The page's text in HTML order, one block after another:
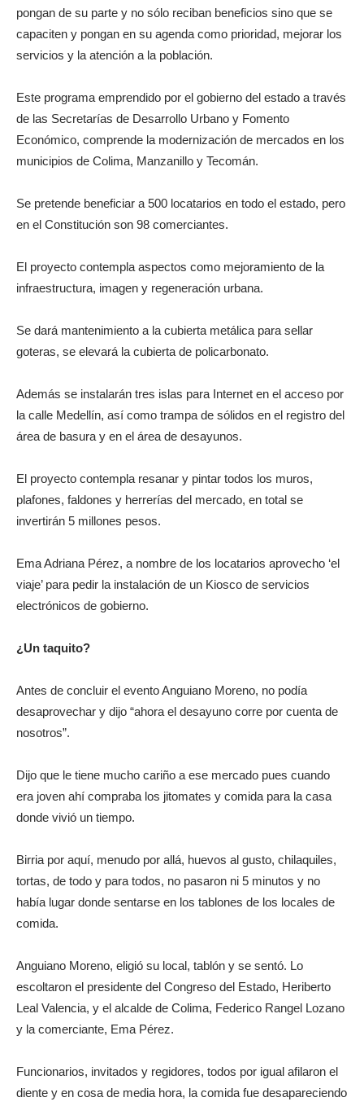
pongan de su parte y no sólo reciban beneficios sino que se
capaciten y pongan en su agenda como prioridad, mejorar los
servicios y la atención a la población.
Este programa emprendido por el gobierno del estado a través
de las Secretarías de Desarrollo Urbano y Fomento
Económico, comprende la modernización de mercados en los
municipios de Colima, Manzanillo y Tecomán.
Se pretende beneficiar a 500 locatarios en todo el estado, pero
en el Constitución son 98 comerciantes.
El proyecto contempla aspectos como mejoramiento de la
infraestructura, imagen y regeneración urbana.
Se dará mantenimiento a la cubierta metálica para sellar
goteras, se elevará la cubierta de policarbonato.
Además se instalarán tres islas para Internet en el acceso por
la calle Medellín, así como trampa de sólidos en el registro del
área de basura y en el área de desayunos.
El proyecto contempla resanar y pintar todos los muros,
plafones, faldones y herrerías del mercado, en total se
invertirán 5 millones pesos.
Ema Adriana Pérez, a nombre de los locatarios aprovecho ‘el
viaje’ para pedir la instalación de un Kiosco de servicios
electrónicos de gobierno.
¿Un taquito?
Antes de concluir el evento Anguiano Moreno, no podía
desaprovechar y dijo “ahora el desayuno corre por cuenta de
nosotros”.
Dijo que le tiene mucho cariño a ese mercado pues cuando
era joven ahí compraba los jitomates y comida para la casa
donde vivió un tiempo.
Birria por aquí, menudo por allá, huevos al gusto, chilaquiles,
tortas, de todo y para todos, no pasaron ni 5 minutos y no
había lugar donde sentarse en los tablones de los locales de
comida.
Anguiano Moreno, eligió su local, tablón y se sentó. Lo
escoltaron el presidente del Congreso del Estado, Heriberto
Leal Valencia, y el alcalde de Colima, Federico Rangel Lozano
y la comerciante, Ema Pérez.
Funcionarios, invitados y regidores, todos por igual afilaron el
diente y en cosa de media hora, la comida fue desapareciendo